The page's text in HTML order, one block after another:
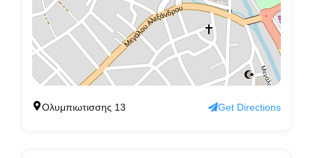
Ολυμπιωτισσης 13 Get Directions